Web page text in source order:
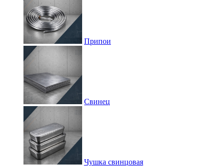
Припои
Свинец
Чушка свинцовая